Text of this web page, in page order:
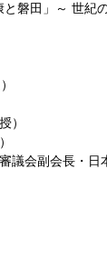
磐田」～ 世紀
）
議会副会長・日